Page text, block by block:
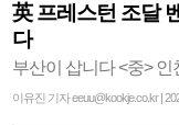
英 프레스턴 조달
다
부산이 삽니다 <중>
이유진 기자 eeuu@kookje.co.kr |